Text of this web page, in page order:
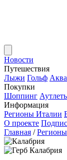
Новости
Путешествия
Лыжи Гольф
Покупки
Шоппинг
Информация
Регионы Италии
О проекте
Главная / Регионы